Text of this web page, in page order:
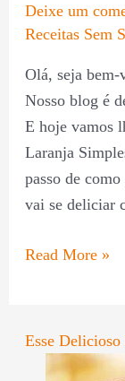
Deixe um
Receitas Sem
Olá, seja bem-
Nosso blog é
E hoje vamos
Laranja
passo de
vai se deliciar
Read More »
Esse